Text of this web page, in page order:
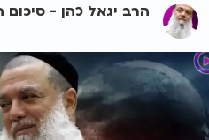
הרב יגאל כהן - סיכום